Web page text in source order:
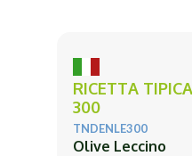
RICETTA
300
TNDENLE300
Olive Leccino